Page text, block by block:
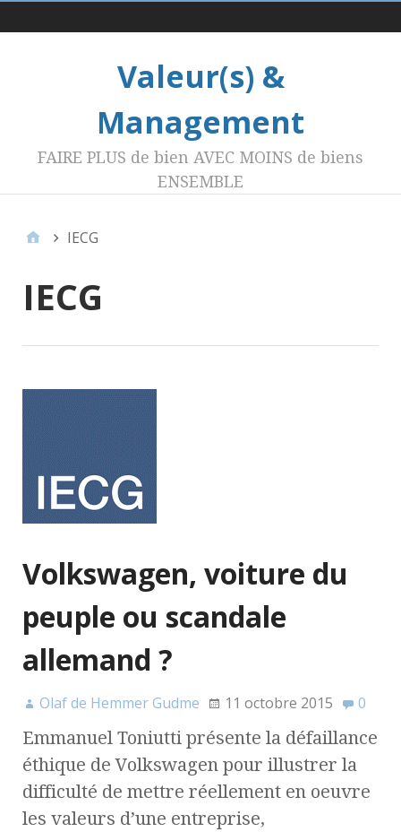
Menu 1
Valeur(s) &
Management
FAIRE PLUS de bien AVEC MOINS de biens
ENSEMBLE
IECG
IECG
Volkswagen, voiture du
peuple ou scandale
allemand ?
Olaf de Hemmer Gudme 11 octobre 2015 0
Emmanuel Toniutti présente la défaillance
éthique de Volkswagen pour illustrer la
difficulté de mettre réellement en oeuvre
les valeurs d’une entreprise,